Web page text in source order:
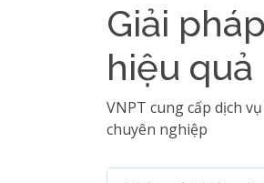
Giải
hiệu quả
VNPT cung cấp dịch
chuyên nghiệp